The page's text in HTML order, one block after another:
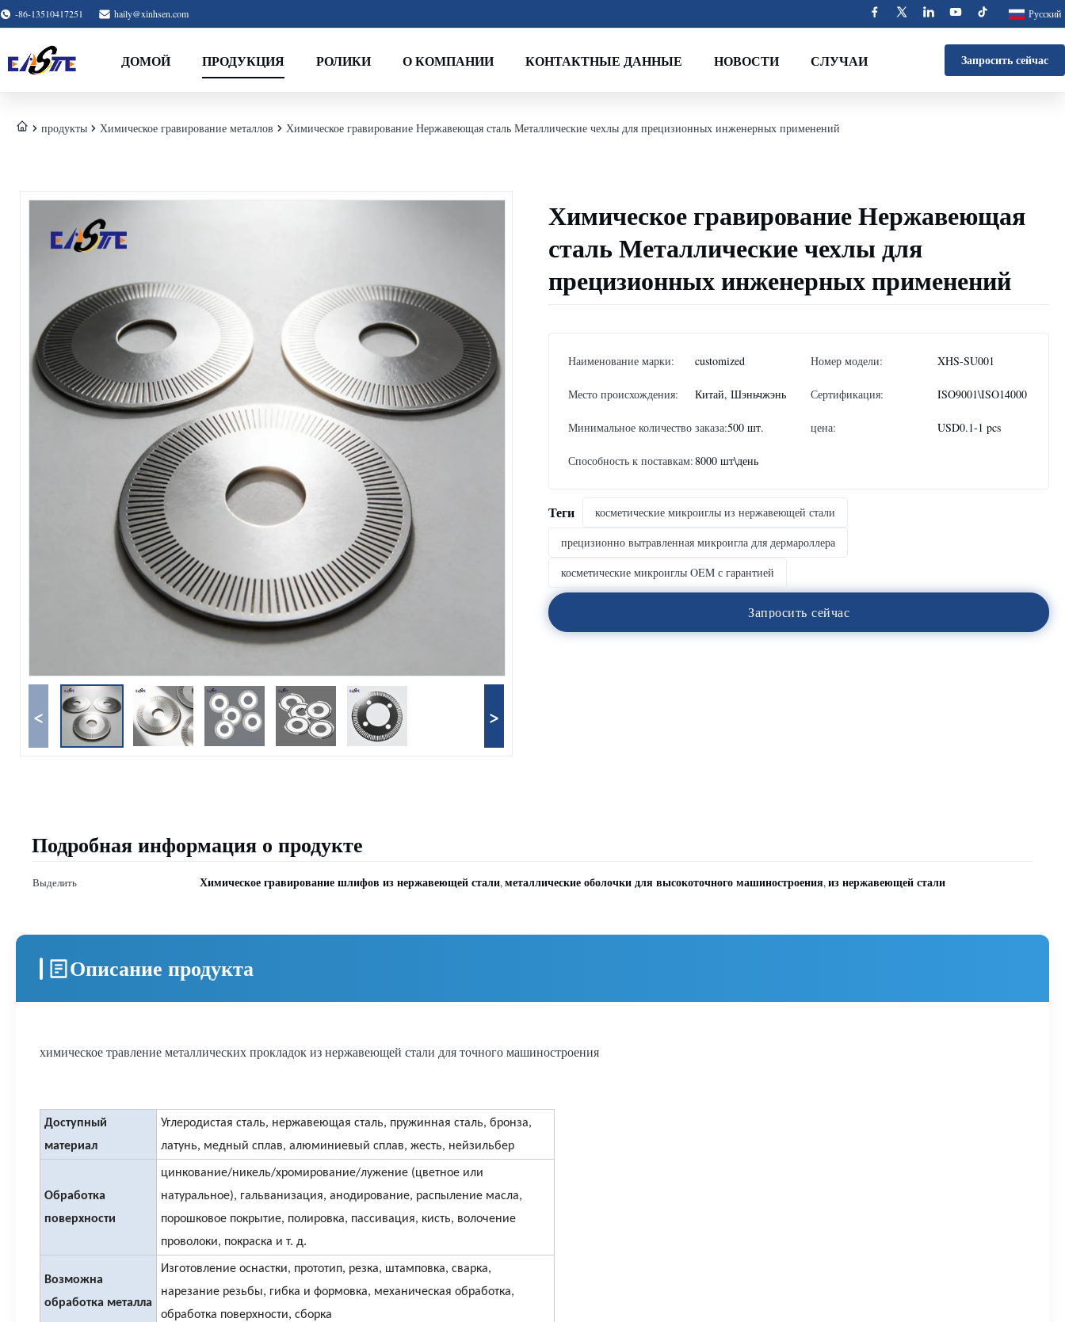
-86-13510417251 haily@xinhsen.com Русский
ДОМОЙ ПРОДУКЦИЯ РОЛИКИ О КОМПАНИИ КОНТАКТНЫЕ ДАННЫЕ НОВОСТИ СЛУЧАИ Запросить сейчас
продукты Химическое гравирование металлов Химическое гравирование Нержавеющая сталь Металлические чехлы для прецизионных инженерных применений
< >
Химическое гравирование Нержавеющая
сталь Металлические чехлы для
прецизионных инженерных применений
Наименование марки: customized Номер модели: XHS-SU001
Место происхождения: Китай, Шэньчжэнь Сертификация: ISO9001\ISO14000
Минимальное количество заказа:500 шт. цена: USD0.1-1 pcs
Способность к поставкам:8000 шт\день
Теги
косметические микроиглы из нержавеющей стали
прецизионно вытравленная микроигла для дермароллера
косметические микроиглы OEM с гарантией
Запросить сейчас
Подробная информация о продукте
Выделить Химическое гравирование шлифов из нержавеющей стали,металлические оболочки для высокоточного машиностроения,из нержавеющей стали
Описание продукта
химическое травление металлических прокладок из нержавеющей стали для точного машиностроения
Доступный
материал
Углеродистая сталь, нержавеющая сталь, пружинная сталь, бронза,
латунь, медный сплав, алюминиевый сплав, жесть, нейзильбер
Обработка
поверхности
цинкование/никель/хромирование/лужение (цветное или
натуральное), гальванизация, анодирование, распыление масла,
порошковое покрытие, полировка, пассивация, кисть, волочение
проволоки, покраска и т. д.
Возможна
обработка металла
Изготовление оснастки, прототип, резка, штамповка, сварка,
нарезание резьбы, гибка и формовка, механическая обработка,
обработка поверхности, сборка